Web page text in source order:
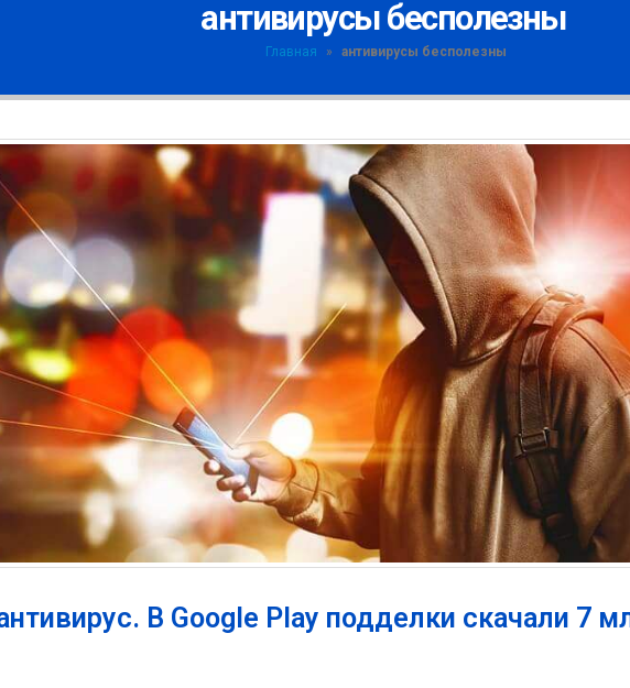
антивирусы бесполезны
Главная » антивирусы бесполезны
В Google Play подделки скачали 7